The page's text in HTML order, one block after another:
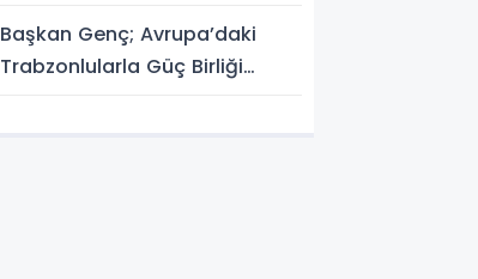
Başkan Genç; Avrupa’daki
Trabzonlularla Güç Birliği